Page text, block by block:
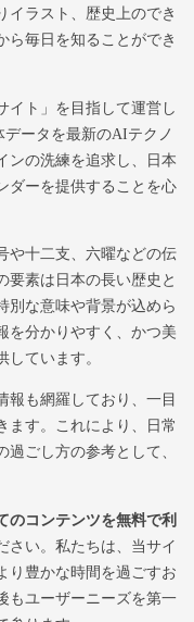
イラスト、歴史上のでき
ら毎日を知ることができ
イト」を目指して運営し
ータを最新のAIテクノ
ンの洗練を追求し、日本
ダーを提供することを心
や十二支、六曜などの伝
要素は日本の長い歴史と
別な意味や背景が込めら
を分かりやすく、かつ美
ています。
報も網羅しており、一目
ます。これにより、日常
ごし方の参考として、
のコンテンツを無料で利
さい。私たちは、当サイ
り豊かな時間を過ごすお
もユーザーニーズを第一